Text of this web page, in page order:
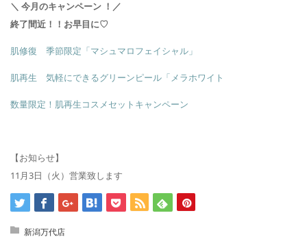
＼ 今月のキャンペーン ！／
終了間近！！お早目に♡
肌修復 季節限定「マシュマロフェイシャル」
肌再生 気軽にできるグリーンピール「メラホワイト
数量限定！肌再生コスメセットキャンペーン
【お知らせ】
11月3日（火）営業致します
新潟万代店